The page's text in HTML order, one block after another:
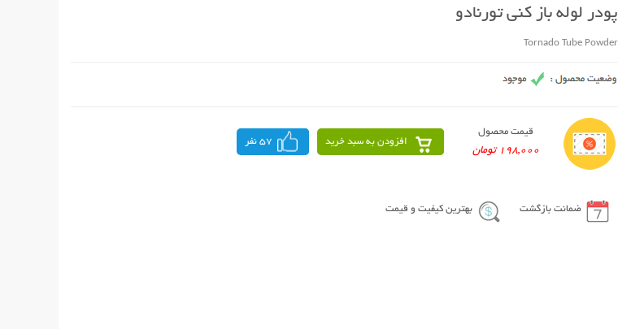
پودر لوله باز کنی تورنادو
Tornado Tube Powder
قیمت محصول
198,000 تومان
افزودن به سبد خرید 57 نفر
ضمانت بازگشت بهترین کیفیت و قیمت